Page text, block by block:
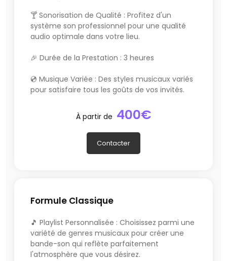
Cordialement,
DJ Corentin
Les tarifs sont organisés par formule afin de proposer
une offre personnalisé aux clients.
Soirée privée
Vous réunissez vos amis à la maison pour un
marquer le coup » ?
château, je vous propose un matériel compact pour
morceaux à la demande.
Soirée comité d’entreprise
Choisir un DJ pour l’animation de votre soirée
d’entreprise/CE peut sembler facile. Mais en réalité,
tous les DJ ne se valent pas (un peu comme vos
🍸 Sonorisation de Qualité : Profitez d'un
système son professionnel pour une qualité
audio optimale dans votre lieu.
🎉 Durée de la Prestation : 3 heures
💿 Musique Variée : Des styles musicaux variés
pour satisfaire tous les goûts de vos invités.
À partir de 400€
Contacter
Formule Classique
🎵 Playlist Personnalisée : Choisissez parmi une
variété de genres musicaux pour créer une
bande-son qui reflète parfaitement
l'atmosphère que vous désirez.